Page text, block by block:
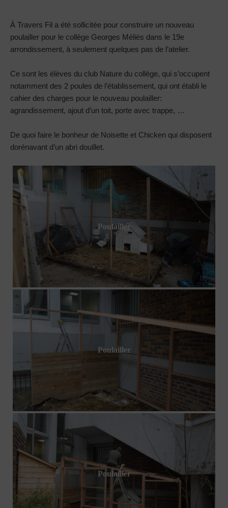
À Travers Fil a été sollicitée pour construire un nouveau
poulailler pour le collège Georges Méliès dans le 19e
arrondissement, à seulement quelques pas de l’atelier.
Ce sont les élèves du club Nature du collège, qui s’occupent
notamment des 2 poules de l’établissement, qui ont établi le
cahier des charges pour le nouveau poulailler:
agrandissement, ajout d’un toit, porte avec trappe, …
De quoi faire le bonheur de Noisette et Chicken qui disposent
dorénavant d’un abri douillet.
Poulailler
Poulailler
Poulailler